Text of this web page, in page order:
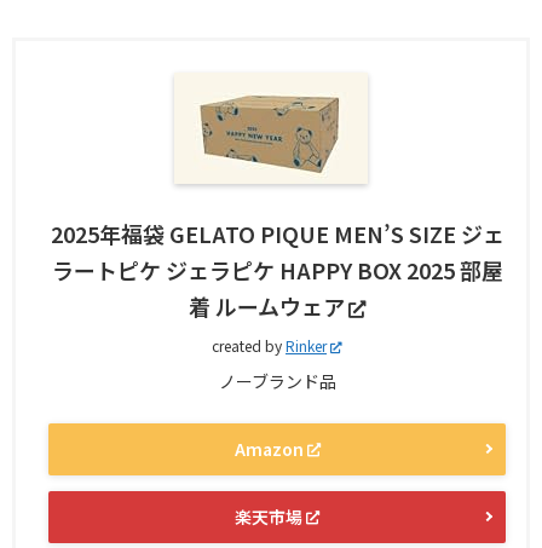
2025年福袋 GELATO PIQUE MEN’S SIZE ジェ
ラートピケ ジェラピケ HAPPY BOX 2025 部屋
着 ルームウェア
created byRinker
ノーブランド品
Amazon
楽天市場